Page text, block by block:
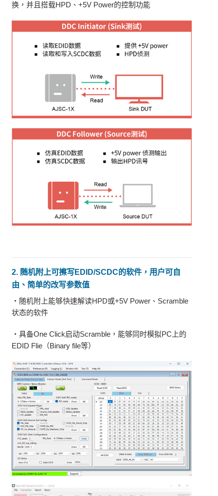
换，并且搭载HPD、+5V Power的控制功能
2. 随机附上可擦写EDID/SCDC的软件，用户可自
由、简单的改写参数值
・随机附上能够快速解读HPD或+5V Power、Scramble
状态的软件
・具备One Click启动Scramble，能够同时模拟PC上的
EDID Flie（Binary file等）